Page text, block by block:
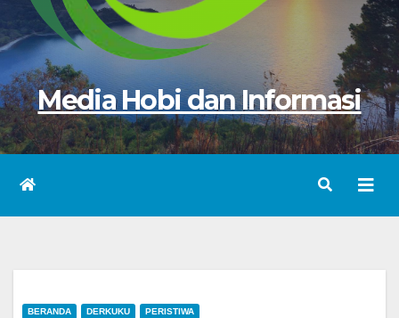
Media Hobi dan Informasi
BERANDA DERKUKU PERISTIWA